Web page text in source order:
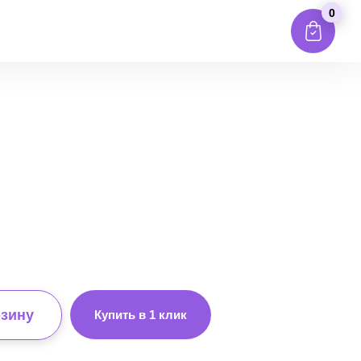
0
Купить в 1 клик